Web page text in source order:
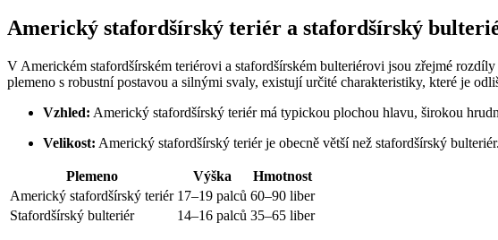
Americký stafordšírský teriér a stafordšírský
V Americkém stafordšírském teriérovi a stafordšírském bulteriérovi jsou zřejmé
plemeno s robustní postavou a silnými svaly, existují určité charakteristiky, které je
Vzhled: Americký stafordšírský teriér má typickou plochou hlavu, širokou
Velikost: Americký stafordšírský teriér je obecně větší než stafordšírský
Plemeno Výška
Hmotnost
Americký stafordšírský teriér 17–19 palců 60–90 liber
Stafordšírský bulteriér
14–16 palců 35–65 liber